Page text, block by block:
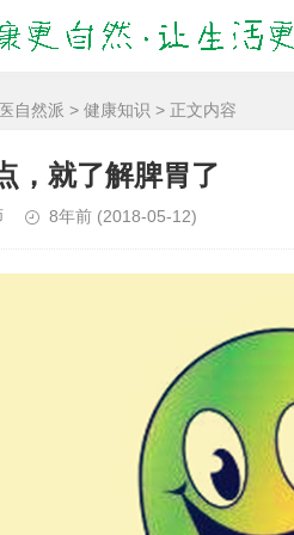
自然派 > 健康知识 > 正文内容
，就了解脾胃了
8年前 (2018-05-12)